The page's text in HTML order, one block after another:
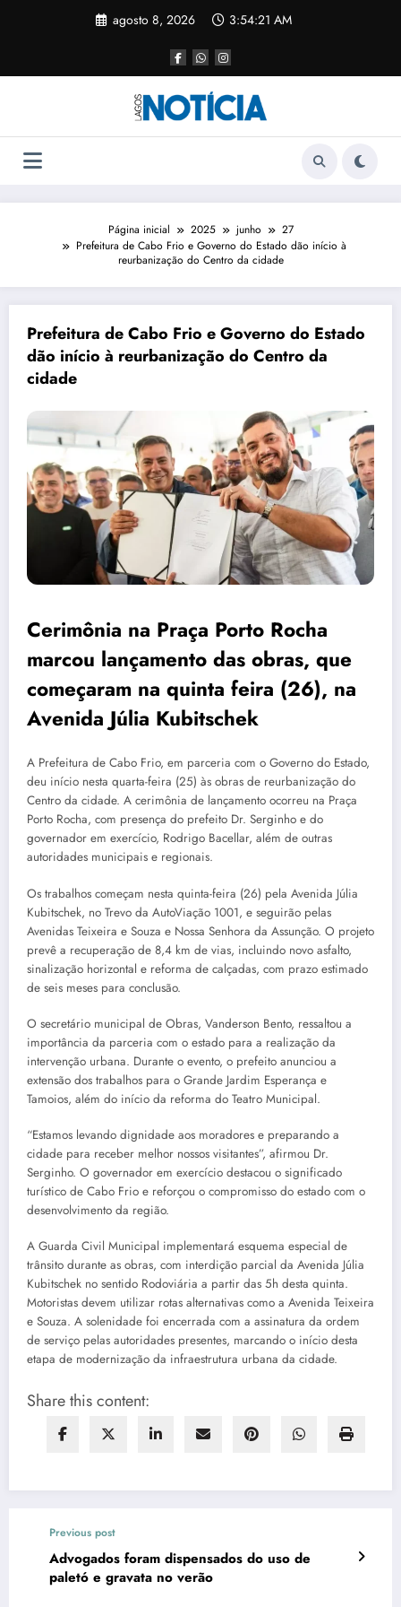
agosto 8, 2026 3:54:21 AM
Página inicial 2025 junho
27
Prefeitura de Cabo Frio e Governo do Estado dão início à
reurbanização do Centro da cidade
Prefeitura de Cabo Frio e Governo do Estado
dão início à reurbanização do Centro da
cidade
Cerimônia na Praça Porto Rocha
marcou lançamento das obras, que
começaram na quinta feira (26), na
Avenida Júlia Kubitschek
A Prefeitura de Cabo Frio, em parceria com o Governo do Estado,
deu início nesta quarta-feira (25) às obras de reurbanização do
Centro da cidade. A cerimônia de lançamento ocorreu na Praça
Porto Rocha, com presença do prefeito Dr. Serginho e do
governador em exercício, Rodrigo Bacellar, além de outras
autoridades municipais e regionais.
Os trabalhos começam nesta quinta-feira (26) pela Avenida Júlia
Kubitschek, no Trevo da AutoViação 1001, e seguirão pelas
Avenidas Teixeira e Souza e Nossa Senhora da Assunção. O projeto
prevê a recuperação de 8,4 km de vias, incluindo novo asfalto,
sinalização horizontal e reforma de calçadas, com prazo estimado
de seis meses para conclusão.
O secretário municipal de Obras, Vanderson Bento, ressaltou a
importância da parceria com o estado para a realização da
intervenção urbana. Durante o evento, o prefeito anunciou a
extensão dos trabalhos para o Grande Jardim Esperança e
Tamoios, além do início da reforma do Teatro Municipal.
“Estamos levando dignidade aos moradores e preparando a
cidade para receber melhor nossos visitantes”, afirmou Dr.
Serginho. O governador em exercício destacou o significado
turístico de Cabo Frio e reforçou o compromisso do estado com o
desenvolvimento da região.
A Guarda Civil Municipal implementará esquema especial de
trânsito durante as obras, com interdição parcial da Avenida Júlia
Kubitschek no sentido Rodoviária a partir das 5h desta quinta.
Motoristas devem utilizar rotas alternativas como a Avenida Teixeira
e Souza. A solenidade foi encerrada com a assinatura da ordem
de serviço pelas autoridades presentes, marcando o início desta
etapa de modernização da infraestrutura urbana da cidade.
Share this content:
Previous post
Advogados foram dispensados do uso de
paletó e gravata no verão